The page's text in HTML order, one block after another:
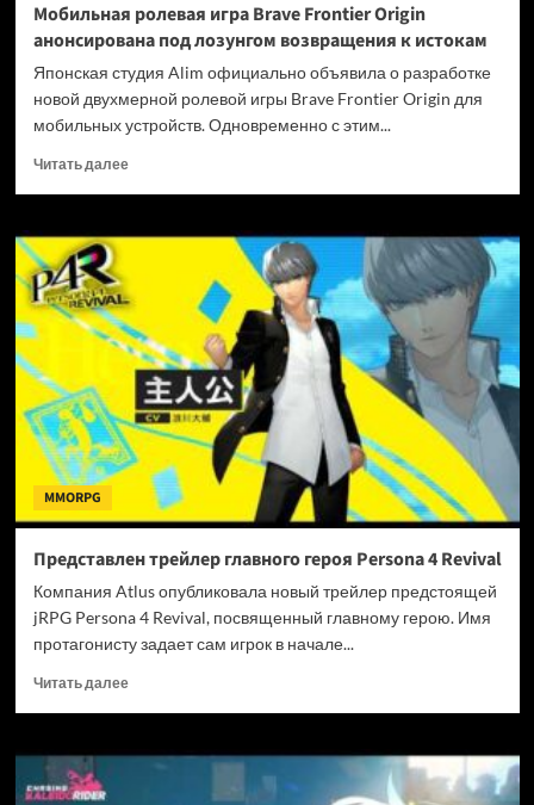
Мобильная ролевая игра Brave Frontier Origin
анонсирована под лозунгом возвращения к истокам
Японская студия Alim официально объявила о разработке
новой двухмерной ролевой игры Brave Frontier Origin для
мобильных устройств. Одновременно с этим...
Читать далееПрочитать
Brave
Frontier
Origin
анонсирована
под
лозунгом
возвращения
к
истокам
MMORPG
Представлен трейлер главного героя Persona 4 Revival
Компания Atlus опубликовала новый трейлер предстоящей
jRPG Persona 4 Revival, посвященный главному герою. Имя
протагонисту задает сам игрок в начале...
Читать далееПрочитать